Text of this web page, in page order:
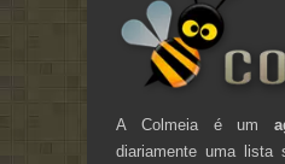
A Colmeia é um
diariamente uma lista